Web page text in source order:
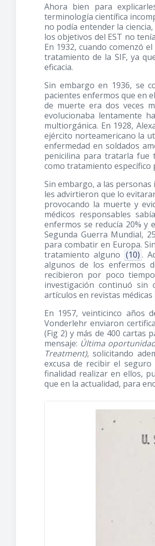
Ahora bien para
terminología científica
no podía entender la
los objetivos del EST no
En 1932, cuando comenzó
tratamiento de la SIF, ya
eficacia.
Sin embargo en 1936, se
pacientes enfermos que en
de muerte era dos veces
evolucionaba lentamente
multiorgánica. En 1928,
ejército norteamericano la
enfermedad en soldados
penicilina para tratarla fue
como tratamiento específico
Sin embargo, a las
les advirtieron que lo
provocando la muerte y
médicos responsables
enfermos se reducía 20% y
Segunda Guerra Mundial,
para combatir en Europa.
tratamiento alguno (10) .
algunos de los enfermos
recibieron por poco
investigación continuó
artículos en revistas médicas
En 1957, veinticinco años
Vonderlehr enviaron
(Fig 2) y más de 400 cartas
mensaje: Última
Treatment), solicitando
excusa de recibir el
finalidad realizar en ellos,
que en la actualidad, para